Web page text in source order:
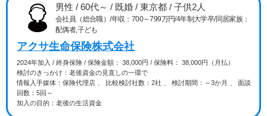
男性 / 60代～ / 既婚 / 東京都 / 子供2人
会社員（総合職）/年収：700～799万円/4年制大学卒/同居家族：
配偶者,子ども
アクサ生命保険株式会社
2024年加入 / 終身保険 / 保険金額： 38,000円 / 保険料： 38,000円（月払）
検討のきっかけ：老後資金の見直しの一環で
情報入手媒体：保険代理店 、 比較検討社数：2社 、 検討期間：～3か月 、 面談
回数：5回～
加入の目的：老後の生活資金